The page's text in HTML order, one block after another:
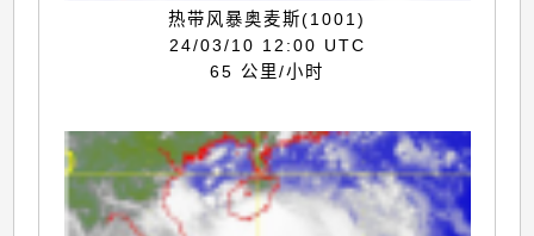
热带风暴奥麦斯(1001)
24/03/10 12:00 UTC
65 公里/小时